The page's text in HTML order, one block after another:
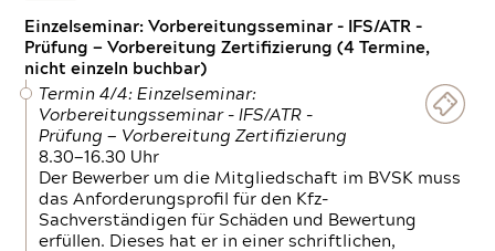
Einzelseminar: Vorbereitungsseminar - IFS/ATR -
Prüfung — Vorbereitung Zertifizierung (4 Termine,
nicht einzeln buchbar)
Termin 4/4: Einzelseminar:
Vorbereitungsseminar - IFS/ATR -
Prüfung — Vorbereitung Zertifizierung
8.30—16.30 Uhr
Der Bewerber um die Mitgliedschaft im BVSK muss
das Anforderungsprofil für den Kfz-
Sachverständigen für Schäden und Bewertung
erfüllen. Dieses hat er in einer schriftlichen,